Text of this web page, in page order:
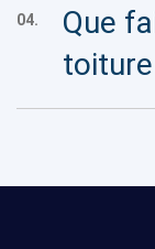
04.
Que
toiture